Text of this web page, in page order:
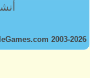
2003-2026